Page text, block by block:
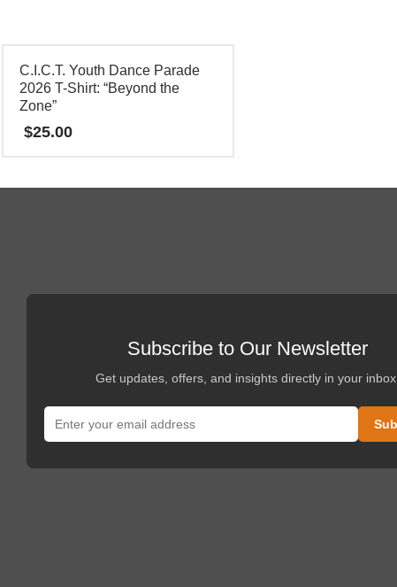
C.I.C.T. Youth Dance Parade
2026 T-Shirt: “Beyond the
Zone”
$25.00
producto
Subscribe to Our Newsletter
Get updates, offers, and insights directly in your inbox.